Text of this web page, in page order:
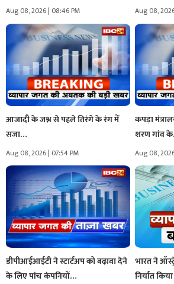
Aug 08, 2026 | 08:46 PM Aug 08,
आजादी के जश्न से पहले तिरंगे के रंग में
सजा…
Aug 08, 2026 | 07:54 PM
कपड़ा
शरण गांव
Aug 08,
डीपीआईआईटी ने स्टार्टअप को बढ़ावा देने
के लिए पांच कंपनियों…
भारत ने
निर्यात किया